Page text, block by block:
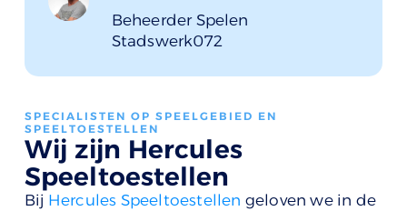
Beheerder Spelen
Stadswerk072
SPECIALISTEN OP SPEELGEBIED EN
SPEELTOESTELLEN
Wij zijn Hercules
Speeltoestellen
Bij Hercules Speeltoestellen geloven we in de